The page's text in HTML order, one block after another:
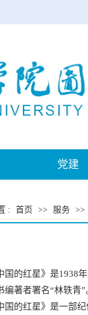
党建
: 首页 >> 服务 >>
国的红星》是1938
编著者署名“林轶青”
国的红星》是一部